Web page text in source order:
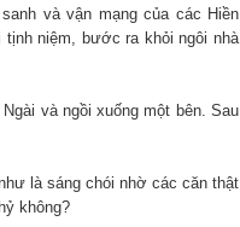
và vận mạng của các Hiền
niệm, bước ra khỏi ngôi nhà
và ngồi xuống một bên. Sau
là sáng chói nhờ các căn thật
không?